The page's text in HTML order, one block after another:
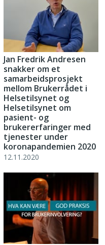
Jan Fredrik Andresen
snakker om et
samarbeidsprosjekt
mellom Brukerrådet i
Helsetilsynet og
Helsetilsynet om
pasient- og
brukererfaringer med
tjenester under
koronapandemien 2020
12.11.2020